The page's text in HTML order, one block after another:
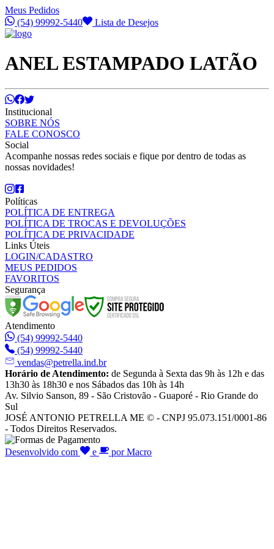
Meus Pedidos
(54) 99992-5440
Lista de Desejos
ANEL ESTAMPADO LATÃO
Institucional
SOBRE NÓS
FALE CONOSCO
Social
Acompanhe nossas redes sociais e fique por dentro de todas as
nossas novidades!
Políticas
POLÍTICA DE ENTREGA
POLÍTICA DE TROCAS E DEVOLUÇÕES
POLÍTICA DE PRIVACIDADE
Links Úteis
LOGIN/CADASTRO
MEUS PEDIDOS
FAVORITOS
Segurança
Atendimento
(54) 99992-5440
(54) 99992-5440
vendas@petrella.ind.br
Horário de Atendimento: de Segunda à Sexta das 9h às 12h e das
13h30 às 18h30 e nos Sábados das 10h às 14h
Av. Silvio Sanson, 89 - São Cristovão - Guaporé - Rio Grande do
Sul
JOSÉ ANTONIO PETRELLA ME © - CNPJ 95.073.151/0001-86
- Todos Direitos Reservados.
Desenvolvido com e por Macro